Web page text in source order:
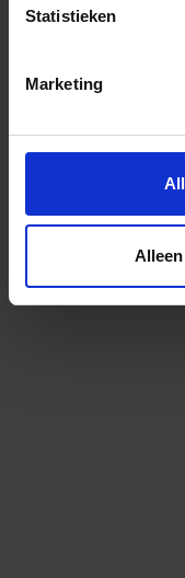
Statistieken
Marketing